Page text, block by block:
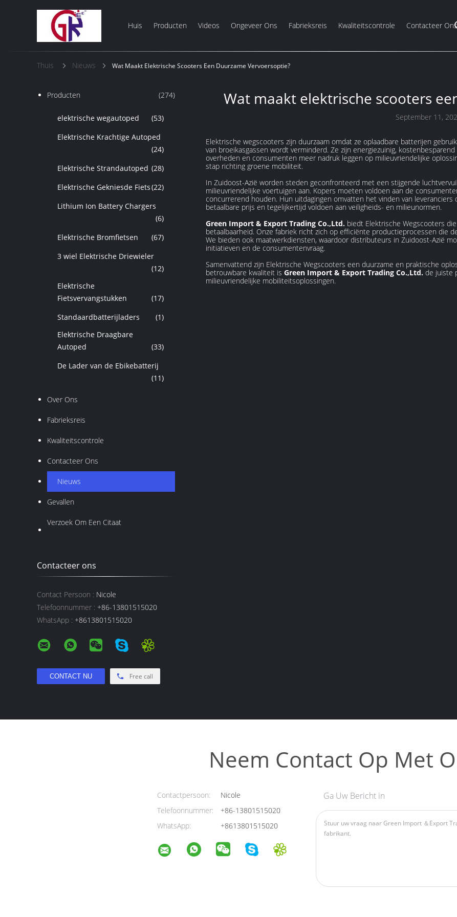
Huis Producten Videos Ongeveer Ons Fabrieksreis Kwaliteitscontrole Contacteer Ons
Thuis Nieuws Wat Maakt Elektrische Scooters Een Duurzame Vervoersoptie?
Producten (274)
elektrische wegautoped
(53)
Elektrische Krachtige Autoped
(24)
Elektrische Strandautoped (28)
Elektrische Gekniesde Fiets(22)
Lithium Ion Battery Chargers
(6)
Elektrische Bromfietsen
(67)
3 wiel Elektrische Driewieler
(12)
Elektrische
Fietsvervangstukken
(17)
Standaardbatterijladers
(1)
Elektrische Draagbare
Autoped
(33)
De Lader van de Ebikebatterij
(11)
Over Ons
Fabrieksreis
Kwaliteitscontrole
Contacteer Ons
Nieuws
Gevallen
Verzoek Om Een Citaat
Contacteer ons
Contact Persoon : Nicole
Telefoonnummer : +86-13801515020
WhatsApp : +8613801515020
Free call
Wat maakt elektrische scooters
September 11,
Elektrische wegscooters zijn duurzaam omdat ze oplaadbare batterijen
van broeikasgassen wordt verminderd. Ze zijn energiezuinig,
overheden en consumenten meer nadruk leggen op milieuvriendelijke
stap richting groene mobiliteit.
In Zuidoost-Azië worden steden geconfronteerd met een stijgende
milieuvriendelijke voertuigen aan. Kopers moeten voldoen aan de
concurrerend houden. Hun uitdagingen omvatten het vinden van
betaalbare prijs en tegelijkertijd voldoen aan veiligheids- en milieunormen.
Green Import & Export Trading Co.,Ltd. biedt Elektrische Wegscooters
betaalbaarheid. Onze fabriek richt zich op efficiënte productieprocessen die
We bieden ook maatwerkdiensten, waardoor distributeurs in Zuidoost-Azië
initiatieven en de consumentenvraag.
Samenvattend zijn Elektrische Wegscooters een duurzame en praktische
betrouwbare kwaliteit is Green Import & Export Trading Co.,Ltd. de juiste
milieuvriendelijke mobiliteitsoplossingen.
Neem Contact Op Met
Contactpersoon:
Nicole
Telefoonnummer:
+86-13801515020
WhatsApp:
+8613801515020
Ga Uw Bericht in